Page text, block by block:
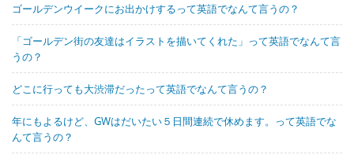
ゴールデンウイークにお出かけするって英語でなんて言うの？
「ゴールデン街の友達はイラストを描いてくれた」って英語でなんて言
うの？
どこに行っても大渋滞だったって英語でなんて言うの？
年にもよるけど、GWはだいたい５日間連続で休めます。って英語でな
んて言うの？